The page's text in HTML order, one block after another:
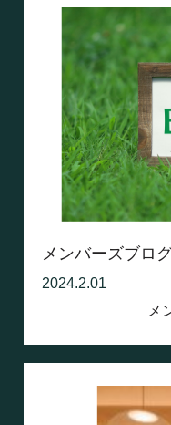
メンバーズブロ
2024.2.01
メ